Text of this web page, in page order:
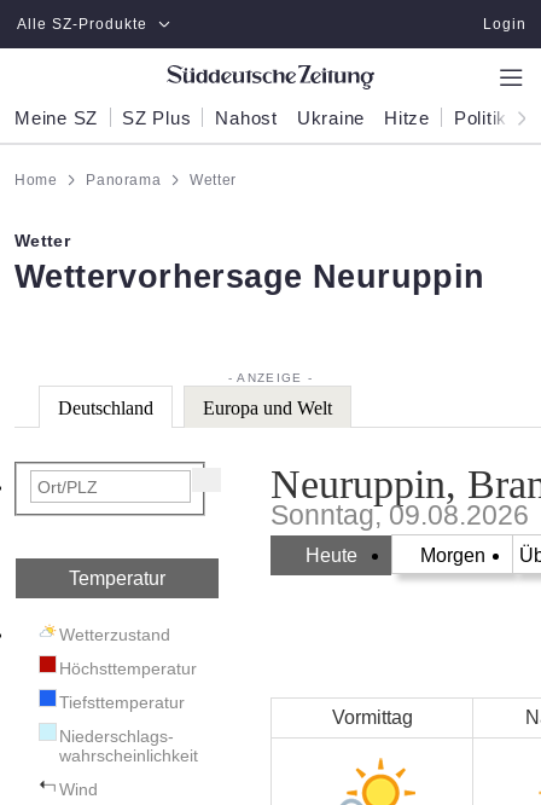
Zum Hauptinhalt springen
Alle SZ-Produkte Login
Meine SZ SZ Plus Nahost Ukraine Hitze Politik
Home Panorama Wetter
Wetter
:
Wettervorhersage Neuruppin
Deutschland Europa und Welt
Temperatur
Wetterzustand
Höchsttemperatur
Tiefsttemperatur
Niederschlags-
wahrscheinlichkeit
Wind
Neuruppin,
Sonntag, 09.08.2026
Heute Morgen
Vormittag